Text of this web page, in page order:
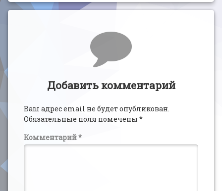
Комментарии
Добавить комментарий
Ваш адрес email не будет опубликован.
Обязательные поля помечены *
Комментарий*